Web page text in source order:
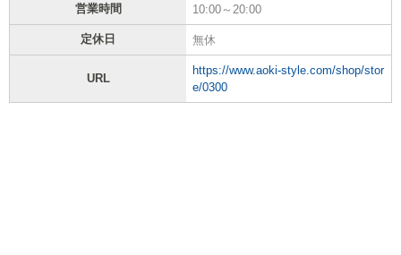
営業時間 10:00～20:00
定休日 無休
URL
https://www.aoki-style.com/shop/stor
e/0300